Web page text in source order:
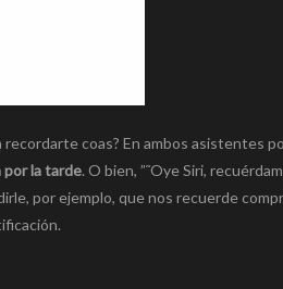
coas? En ambos asistentes
la tarde. O bien, ”˜Oye Siri,
por ejemplo, que nos recuerde